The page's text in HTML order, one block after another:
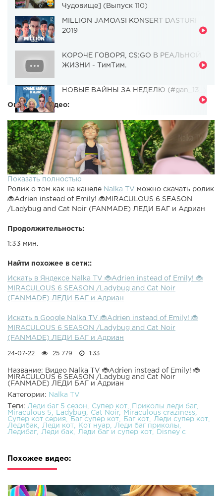
Чудовище] (Выпуск 110)
MILLION JAMOASI KONSERT DASTURI
2019
КОРОЧЕ ГОВОРЯ, CS:GO В РЕАЛЬНОЙ
ЖИЗНИ - ТимТим.
НОВЫЕ ВАЙНЫ ЗА НЕДЕЛЮ (#gan_13_)
Описание видео:
Показать полностью
Ролик о том как на канеле Nalka TV
можно скачать ролик
🐞Adrien instead of Emily! 🐞MIRACULOUS 6 SEASON
/Ladybug and Cat Noir (FANMADE) ЛЕДИ БАГ и Адриан
Продолжительность:
1:33 мин.
Найти похожее в сети::
Искать в Яндексе Nalka TV 🐞Adrien instead of Emily! 🐞
MIRACULOUS 6 SEASON /Ladybug and Cat Noir
(FANMADE) ЛЕДИ БАГ и Адриан
Искать в Google Nalka TV 🐞Adrien instead of Emily! 🐞
MIRACULOUS 6 SEASON /Ladybug and Cat Noir
(FANMADE) ЛЕДИ БАГ и Адриан
24-07-22 25 779 1:33
Название: Видео Nalka TV 🐞Adrien instead of Emily! 🐞
MIRACULOUS 6 SEASON /Ladybug and Cat Noir
(FANMADE) ЛЕДИ БАГ и Адриан
Категории:
Nalka TV
Теги: Леди баг 5 сезон Супер кот
Приколы леди баг
Miraculous 5
Ladybug Cat Noir
Miraculous craziness
Супер кот серия
Баг супер кот Баг кот
Леди супер кот
Ледибак
Леди кот Кот нуар
Леди баг приколы
Ледибаг
Леди бак Леди баг и супер кот Disney c
Похожее видео: